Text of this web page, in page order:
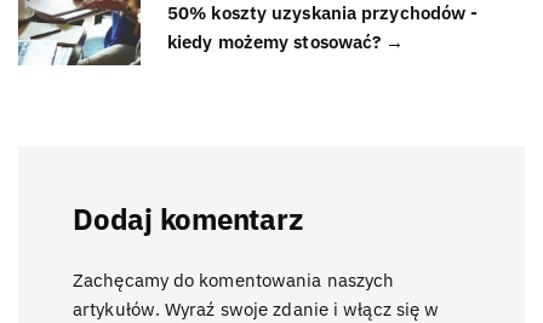
50% koszty uzyskania przychodów -
kiedy możemy stosować? →
Dodaj komentarz
Zachęcamy do komentowania naszych
artykułów. Wyraź swoje zdanie i włącz się w